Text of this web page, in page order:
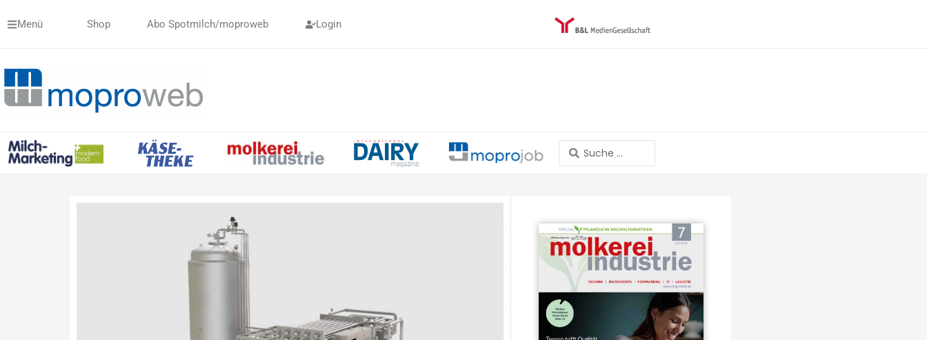
InhaltMenü Shop Abo Spotmilch/moproweb Login
Search
...